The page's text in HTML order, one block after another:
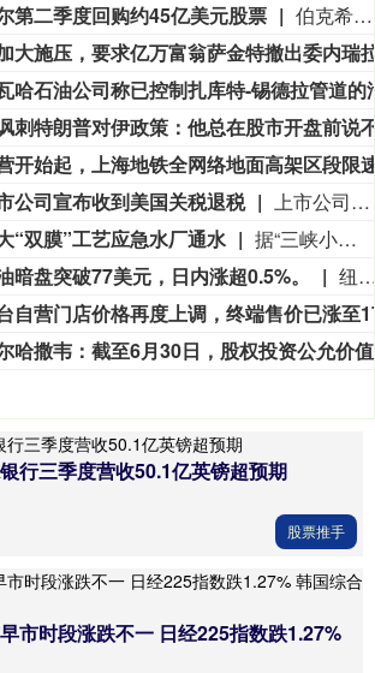
第二季度回购约45亿美元股票
伯克希尔第二季度斥资约45亿美元回购自身股票，并在期内买入近200亿美元股票，显示首席执行官阿贝尔正将公司庞大的现金储备更多投入市场。 伯克希尔第一季度开始回购股票，为一年多来的首次。阿贝尔今年早些时候表示，公司重新启动回购，是因为管理层认为股票的“内在价值”高于其市场价格。 CFRA Research分析师Cathy Seifert表示：“投资者会受到回购举措的鼓舞。这也是Greg接掌公司并彰显其主导地位的一种方式。” 此次股票回购为股东带来了自2021年以来规模最大的季度资本回报。伯克希尔第二季度现金储备降至3655亿美元，低于前一季度的约3970亿美元。
公司宣布收到美国关税退税
上市公司公告显示，自7月以来，多家公司宣布已经收到美国关税退税。根据美国最高法院今年2月裁定，《国际紧急经济权力法》不授权总统征收大规模关税。美国国际贸易法院随后下令海关办理相关退款。海关与边境保护局4月20日启动第一阶段退款工作，首批退款于5月11日前后发放。美国海关与边境保护局官员本月4日披露的信息显示，截至7月底，该部门已处理完毕约1000亿美元关税的退款流程并把相关信息提供给财政部用于付款。（中新社）
“双膜”工艺应急水厂通水
据“三峡小微”公众号消息，8月8日，由三峡集团所属长江环保集团、武汉市水务集团等共同投资建设的华中地区规模最大的“双膜”工艺应急水厂——武汉梁子湖应急水厂并网通水，标志着武汉市江南区域正式构建起“一江一湖”双水源互为备援、灵活调度的供水新格局，为片区660万市民用水安全提供坚实保障。
暗盘突破77美元，日内涨超0.5%。
纽约原油暗盘突破77美元
行三季度营收50.1亿英镑超预期
股票推手
市时段涨跌不一 日经225指数跌1.27%